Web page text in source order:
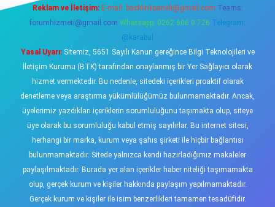
Reklam ve İletişim: E-mail: backlinkpaneli@gmail.com Teams:
forumhizmeti@gmail.com Whatsapp: 0262 606 0 726 Telegram:
@karabul
Yasal Uyarı:Sitemiz, 5651 Sayılı Kanun gereğince Bilgi Teknolojileri ve
İletişim Kurumu (BTK) tarafından onaylanmış bir Yer Sağlayıcı olarak
hizmet vermektedir. Bu nedenle, sitedeki içerikleri proaktif olarak
denetleme veya araştırma yükümlülüğümüz bulunmamaktadır. Ancak,
üyelerimiz yazdıkları içeriklerin sorumluluğunu taşımakta olup, siteye
üye olarak bu sorumluluğu kabul etmiş sayılırlar. Bu internet sitesi,
herhangi bir marka, kurum veya şahıs şirketi ile hiçbir bağlantısı
bulunmamaktadır. Sitede yalnızca kendi hazırladığımız makaleler
paylaşılmaktadır. Burada yer alan içerikler haber niteliği taşımamakta
olup, gerçek kurum ve kişiler hakkında paylaşım yapılmamaktadır.
Gerçek kurum ve kişiler ile isim benzerlikleri tamamen tesadüfidir.